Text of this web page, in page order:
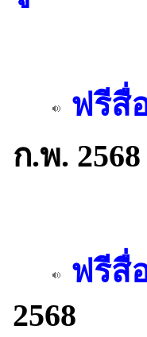
ฟรีสื่
ก.พ. 2568
ฟรีสื่
2568